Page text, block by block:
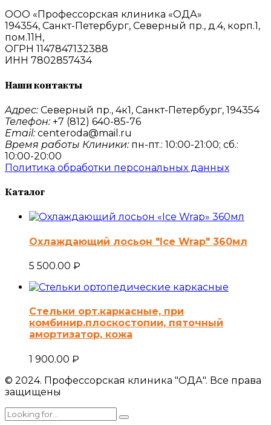
ООО «Профессорская клиника «ОДА»
194354, Санкт-Петербург, Северный пр., д.4, корп.1,
пом.11Н,
ОГРН 1147847132388
ИНН 7802857434
Наши контакты
Адрес:Северный пр., 4к1, Санкт-Петербург, 194354
Телефон:+7 (812) 640-85-76
Email:centeroda@mail.ru
Время работы Клиники:пн-пт.: 10:00-21:00; сб.:
10:00-20:00
Политика обработки персональных данных
Каталог
Охлаждающий лосьон "Ice Wrap" 360мл
5 500.00 ₽
Стельки орт.каркасные, при
комбинир.плоскостопии, пяточный
амортизатор, кожа
1 900.00 ₽
© 2024. Профессорская клиника "ОДА". Все права
защищены